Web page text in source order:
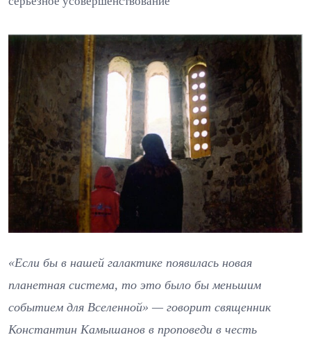
«Если бы в нашей галактике появилась новая
планетная система, то это было бы меньшим
событием для Вселенной» — говорит священник
Константин Камышанов в проповеди в честь